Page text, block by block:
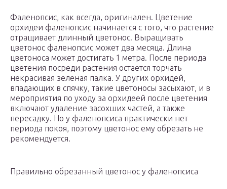
Фаленопсис, как всегда, оригинален. Цветение
орхидеи фаленопсис начинается с того, что растение
отращивает длинный цветонос. Выращивать
цветонос фаленопсис может два месяца. Длина
цветоноса может достигать 1 метра. После периода
цветения посреди растения остается торчать
некрасивая зеленая палка. У других орхидей,
впадающих в спячку, такие цветоносы засыхают, и в
мероприятия по уходу за орхидеей после цветения
включают удаление засохших частей, а также
пересадку. Но у фаленопсиса практически нет
периода покоя, поэтому цветонос ему обрезать не
рекомендуется.
Правильно обрезанный цветонос у фаленопсиса